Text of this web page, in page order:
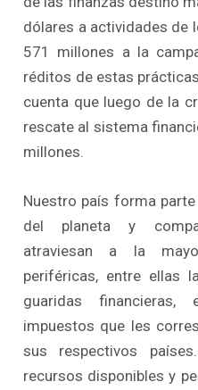
dólares a actividades de
571 millones a la
réditos de estas
cuenta que luego de la
rescate al sistema
millones.
Nuestro país forma
del planeta y
atraviesan a la
periféricas, entre ellas
guaridas
impuestos que les
sus respectivos
recursos disponibles y